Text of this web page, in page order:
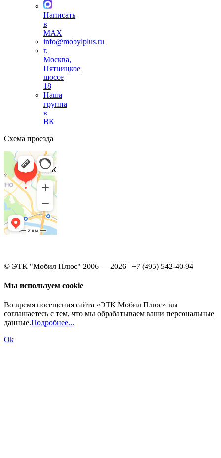
Написать
в
MAX
info@mobylplus.ru
г.
Москва,
Пятницкое
шоссе
18
Наша
группа
в
ВК
Схема проезда
© ЭТК "Мобил Плюс" 2006 — 2026 | +7 (495) 542-40-94
Мы используем cookie
Во время посещения сайта «ЭТК Мобил Плюс» вы
соглашаетесь с тем, что мы обрабатываем ваши персональные
данные.Подробнее...
Ok